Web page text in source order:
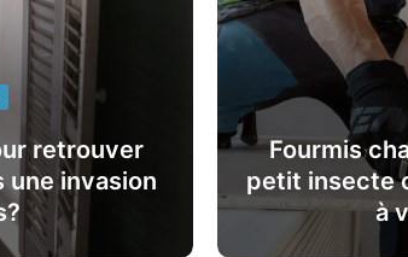
retrouver
une invasion
Fourmis
petit insecte
à